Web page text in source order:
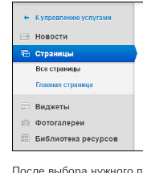
После выбора нужного